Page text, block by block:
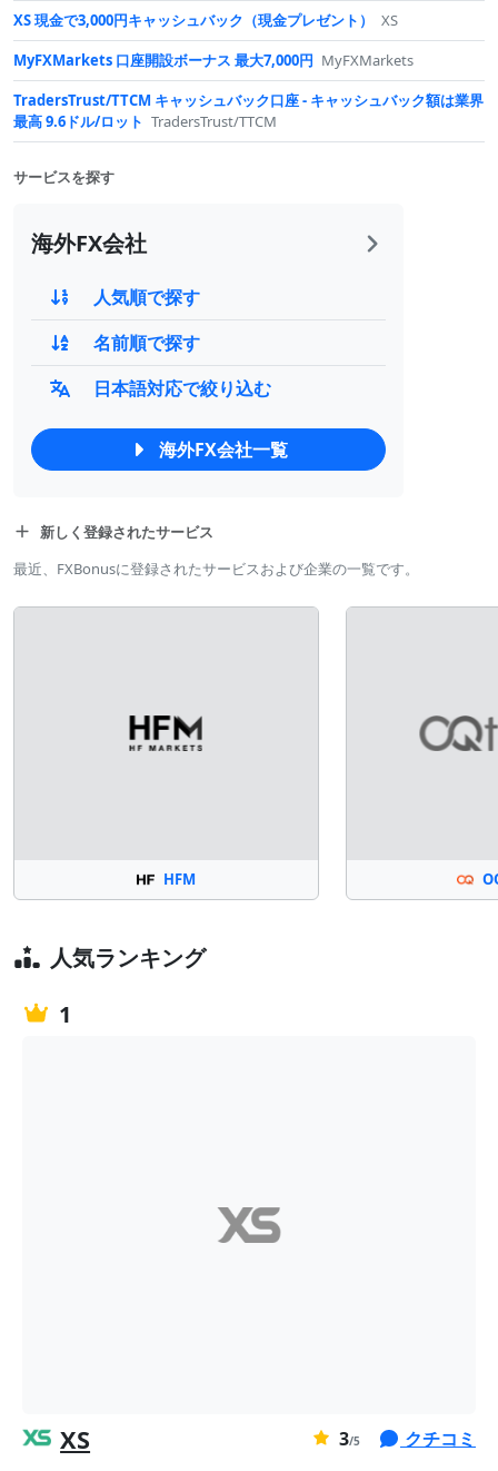
XS 現金で3,000円キャッシュバック（現金プレゼント）
XS
MyFXMarkets 口座開設ボーナス 最大7,000円 MyFXMarkets
TradersTrust/TTCM キャッシュバック口座 - キャッシュバック額は業界
最高 9.6ドル/ロット TradersTrust/TTCM
サービスを探す
海外FX会社
人気順で探す
名前順で探す
日本語対応で絞り込む
海外FX会社一覧
新しく登録されたサービス
最近、FXBonusに登録されたサービスおよび企業の一覧です。
HFM
人気ランキング
1
XS
ま
3/50 クチコミ